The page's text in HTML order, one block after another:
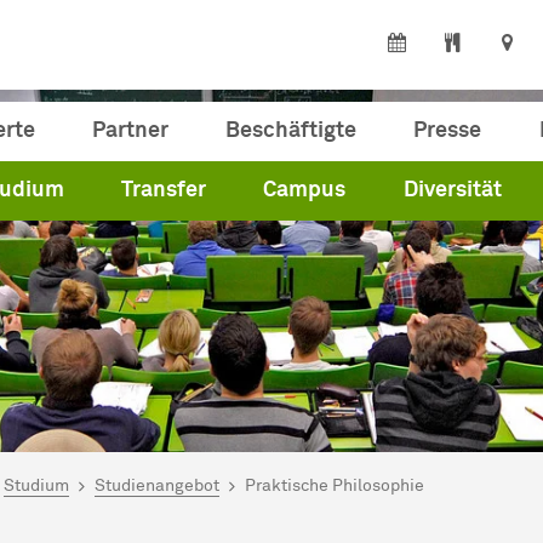
Partner Beschäftigte Presse
Transfer Campus Diversität
hier:
Studium Studienangebot Praktische Philosophie